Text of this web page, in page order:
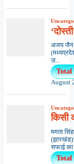
अजय जैन
ज़...
Total
August
किसी
ममता
सफाई का
Total